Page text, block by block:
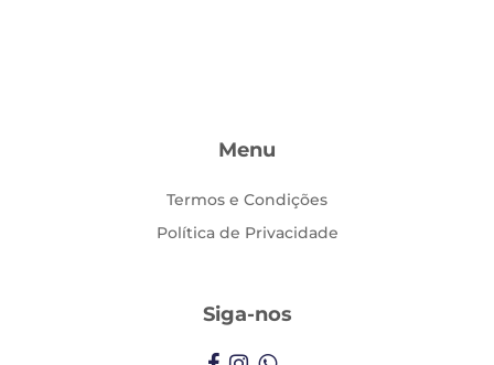
Menu
Termos e Condições
Política de Privacidade
Siga-nos